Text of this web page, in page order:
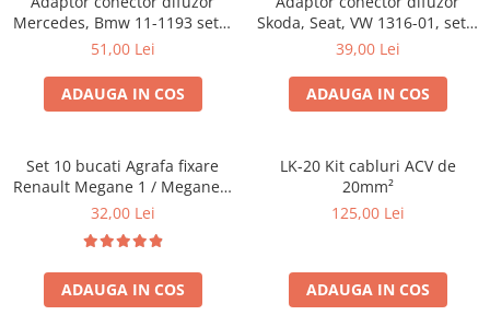
Mercedes, Bmw 11-1193 set 2
bucati
51,00 Lei
ADAUGA IN COS
Skoda, Seat, VW 1316-01, set 2
bucati
39,00 Lei
ADAUGA IN COS
Set 10 bucati Agrafa fixare
Renault Megane 1 / Megane 1
Classic 1995- , Scenic 1 , Clio
Siena pentru chedere usi
pavilion
32,00 Lei
ADAUGA IN COS
LK-20 Kit cabluri ACV de
20mm²
125,00 Lei
ADAUGA IN COS